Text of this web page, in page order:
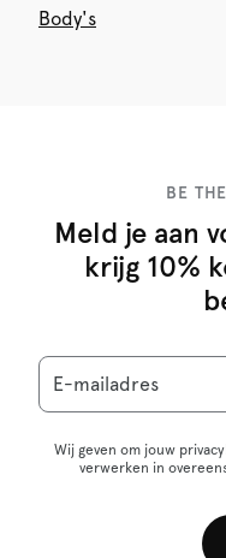
Body's
BE
Meld je aan
krijg 10%
E-mailadres
Wij geven om jouw
verwerken in